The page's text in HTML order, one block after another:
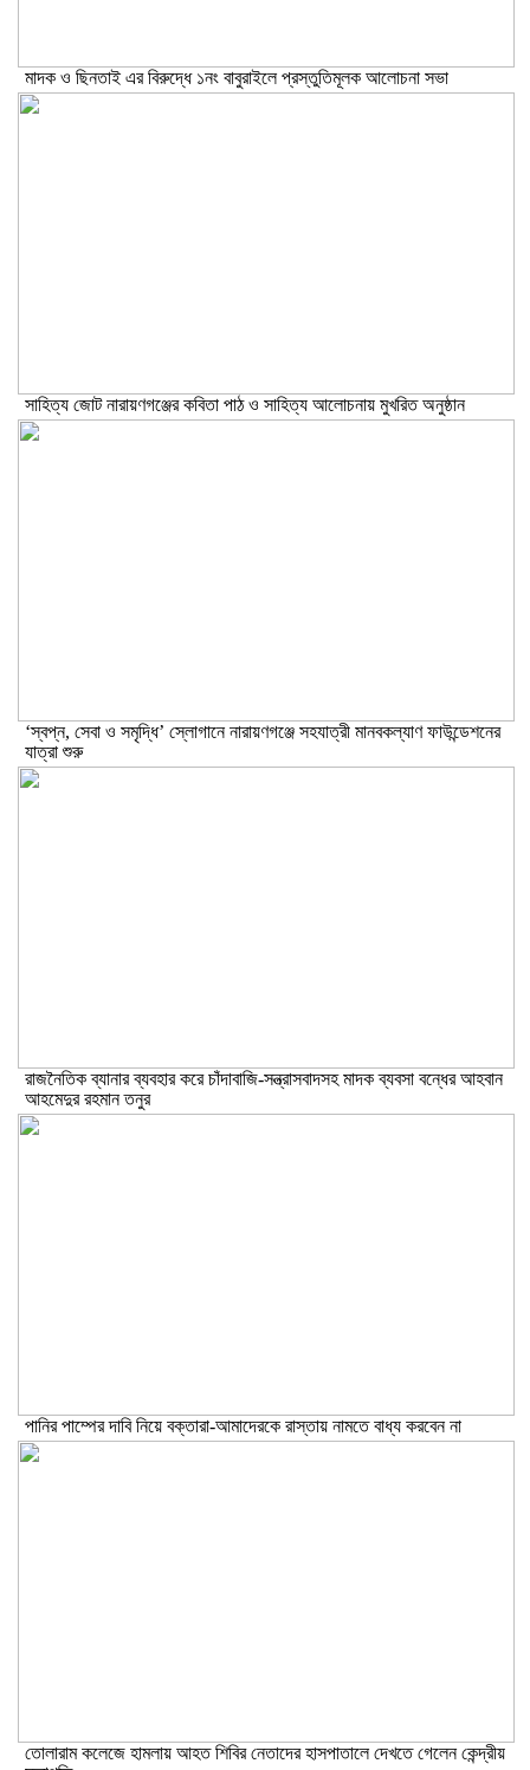
মাদক ও ছিনতাই এর বিরুদ্ধে ১নং বাবুরাইলে প্রস্তুতিমূলক আলোচনা সভা
সাহিত্য জোট নারায়ণগঞ্জের কবিতা পাঠ ও সাহিত্য আলোচনায় মুখরিত অনুষ্ঠান
‘স্বপ্ন, সেবা ও সমৃদ্ধি’ স্লোগানে নারায়ণগঞ্জে সহযাত্রী মানবকল্যাণ ফাউন্ডেশনের
যাত্রা শুরু
রাজনৈতিক ব্যানার ব্যবহার করে চাঁদাবাজি-সন্ত্রাসবাদসহ মাদক ব্যবসা বন্ধের আহবান
আহমেদুর রহমান তনুর
পানির পাম্পের দাবি নিয়ে বক্তারা-আমাদেরকে রাস্তায় নামতে বাধ্য করবেন না
তোলারাম কলেজে হামলায় আহত শিবির নেতাদের হাসপাতালে দেখতে গেলেন কেন্দ্রীয়